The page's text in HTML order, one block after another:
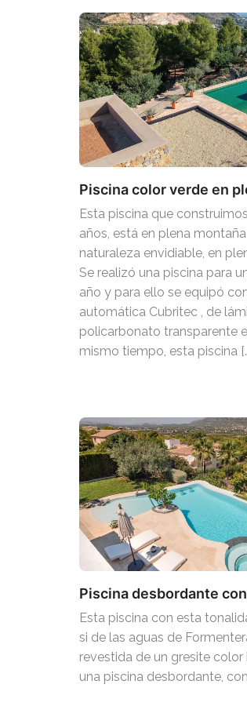
Piscina color verde en
Esta piscina que
años, está en plena
naturaleza envidiable, en
Se realizó una piscina para
año y para ello se equipó
automática Cubritec , de
policarbonato transparente
mismo tiempo, esta piscina
Piscina desbordante
Esta piscina con esta
si de las aguas de
revestida de un gresite
una piscina desbordante,